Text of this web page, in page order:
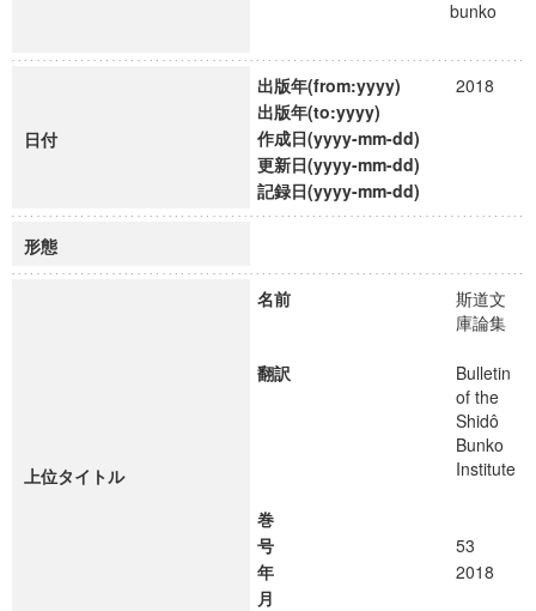
bunko
日付
出版年(from:yyyy)
2018
出版年(to:yyyy)
作成日(yyyy-mm-dd)
更新日(yyyy-mm-dd)
記録日(yyyy-mm-dd)
形態
上位タイトル
名前
斯道文
庫論集
翻訳
Bulletin
of the
Shidô
Bunko
Institute
巻
号
53
年
2018
月